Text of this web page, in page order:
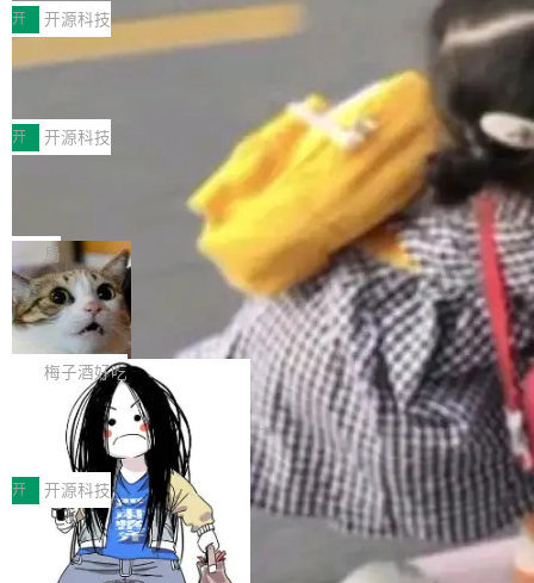
MPComm将作为一种传输引擎接入Mooncake T
ENT，实现零拷贝传输性能提升30%、非零拷贝
传输性能最高提升5倍。UCL-MPComm底层基
于自研UCL-Engine通信引擎，后续腾讯网平将
持续开源更多基于UCL-Engine的高性能通信组
件。 腾讯网平团队在UCL-MPComm中实现了一
个独立于业务线程的全局通信引擎（Engine），
型案例入选名单》，深信服“面向企业研发场景的
开源 AI 编程平台 CoStrict 应用”凭借卓越的技术
创新与落地成效成功入选。 全链路私有化部署，
助力企业AI研发安全落地 当前，越来越多企业已
经开始引入 AI Coding 工具，通过调用公有云模
型或企业内部部署模型提升研发效率。但随着 AI
Coding 从个人辅助工具逐步走向团队级、组织
级应用，企业在规模化落地过程中，对安全性、
可控性和代码质量提出了更高要求。 首先是数据
安全与合规要求。对于大多数普通研发场景，公
有云模型能够满足快速试用和效率提升的需求。
但对于金融、能源、医疗等对数据安全要求较...
开 开源科技
深信服AI算力网关入选工信部人工智能
前不久，工业和信息化部正式发布《2025年人工
智能应用典型案例名单》，集中展示人工智能在
各领域的应用成果，覆盖技术底座、行业赋能、
产品应用、支撑保障、专题等五大方向。深信服
AI算力网关（AI创新平台）成功入选！ 随着各行
各业的Agent走向规模化建设，算力构成形态逐
渐丰富，用户关注的重点也在发生变化：不只是
让AI用起来，还要进一步看清混合算力时代下，
Token花在哪里、算力是否被充分利用，以及持
续增长的AI成本该如何优化。 深信服AI算力网关
正是围绕这些实际问题，从Token治理和成本治
理两个方面，让用户的每一份算力都看得清、管
得住、用得稳、省得下、更安全！ 一、从现在开
始，Token使用一目...
开 开源科技
Jeff Dean 离开 Google：一个时代的结
束，一个实验室的开始
Google 员工编号 20。MapReduce 作者之一。
Bigtable 作者之一。TensorFlow 的作者之一。
Gemini 的架构师。Google 首席科学家。 Jeff D
ean 在 Google 工作了 27 年后，宣布离职。 他
不是一个人走。一同离开的还有 Sanjay Ghema
wat（Google 员工编号 23，Jeff Dean 二十多
年的编程搭档，MapReduce 和 Bigtable 的共同
作者）、Quoc Le（Google 大脑核心成员，Se
q2Seq 和 DocAI 的共同发明人）以及 Oriol Vin
yals（Gemini 联合负责人，AlphaSta...
局
🔥 SolonCode v2026.8.4 发布：界面
字体可调、22 种语言、记忆搜索增强
打开终端就能上岗的全中文编码智能体，这一轮
把「看得清、用母语、记得住」三件事一次补
齐。 SolonCode 是什么 SolonCode 是杭州无
耳科技研发的企业级终端编码智能体——一位全
中文驱动的数字员工，自主理解需求、规划步
骤、编写代码。不挑模型、不挑平台，curl 一行
装完即用。 开源地址：Gitee · GitCode · GitHu
b 安装 支持 Java 8+（8~26）、macOS / Linu
x / Windows / Harmony PC。 # macOS / Linu
梅子酒好吃
让“代码语义理解”深度释放AI Coding
价值潜能：华为云码道（CodeArts）
代码仓技术解析
一、代码仓深度理解技术的作用与价值 在软件工
程实践中，代码仓是企业核心知识资产的主要载
体。企业级代码仓库通常包含数十万乃至数百万
个文件，其规模远超单次模型调用可承载的上下
文窗口。随着项目规模的持续扩张与代码历史的
开 开源科技